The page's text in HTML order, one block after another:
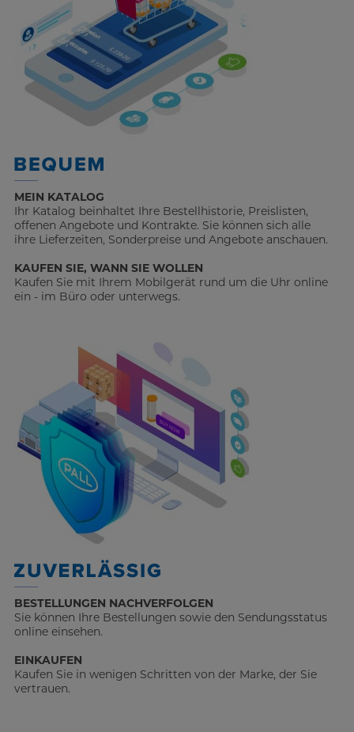
MEIN KATALOG
Ihr Katalog beinhaltet Ihre Bestellhistorie, Preislisten,
offenen Angebote und Kontrakte. Sie können sich alle
ihre Lieferzeiten, Sonderpreise und Angebote anschauen.
KAUFEN SIE, WANN SIE WOLLEN
Kaufen Sie mit Ihrem Mobilgerät rund um die Uhr online
ein - im Büro oder unterwegs.
BESTELLUNGEN NACHVERFOLGEN
Sie können Ihre Bestellungen sowie den Sendungsstatus
online einsehen.
EINKAUFEN
Kaufen Sie in wenigen Schritten von der Marke, der Sie
vertrauen.